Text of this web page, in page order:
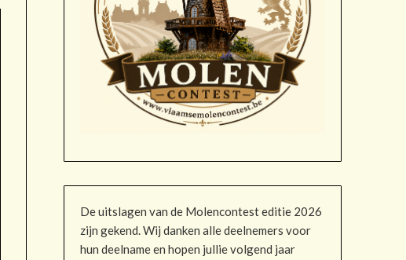
De uitslagen van de Molencontest editie 2026
zijn gekend. Wij danken alle deelnemers voor
hun deelname en hopen jullie volgend jaar